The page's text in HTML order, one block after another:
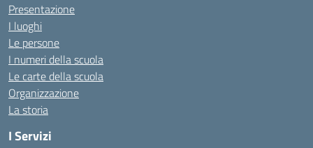
Presentazione
I luoghi
Le persone
I numeri della scuola
Le carte della scuola
Organizzazione
La storia
I Servizi